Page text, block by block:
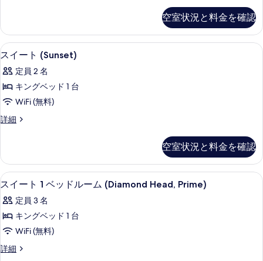
示
す
る
を
表
示
す
る
ッ
ド
2
台
オ
ー
シ
フ
ロ
ン
ト
(Diamond
Prime)
ン
グ
ル
ッ
ド
台
オ
ー
ン
ロ
ン
ト
(Diamond
Head,
Prime)
の
詳
空室状況と料金を確認
ス
イ
ー
ト
(Sunset)
の
べ
て
の
写
真
を
表
高級寝具、セーフティボックス (室
4
スイート (Sunset)
定員 2 名
キングベッド 1 台
WiFi (無料)
詳細
ス
(Sunset)
の
詳
空室状況と料金を確認
ス
イ
ー
ト
ベ
高級寝具、セーフティボックス (室
4
スイート 1 ベッドルーム (Diamond Head, Prime)
定員 3 名
キングベッド 1 台
WiFi (無料)
詳細
ス